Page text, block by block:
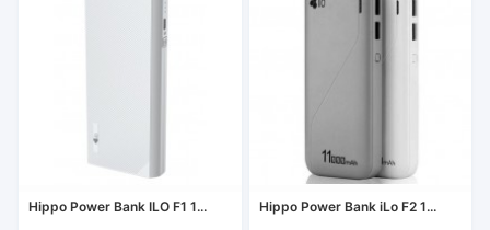
Hippo Power Bank ILO F1 1... Hippo Power Bank iLo F2 1...